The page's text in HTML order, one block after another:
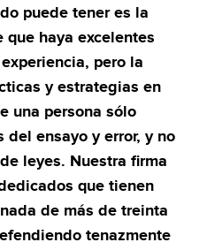
puede tener es la
que haya excelentes
pero la
y estrategias en
una persona sólo
ensayo y error, y no
leyes. Nuestra firma
que tienen
de más de treinta
tenazmente